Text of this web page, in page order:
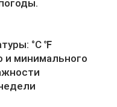
°С ℉
и минимального